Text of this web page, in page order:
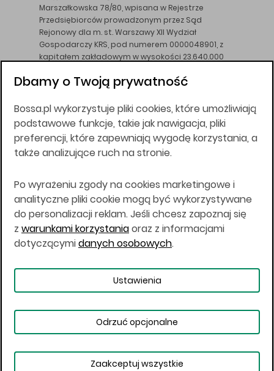
Marszałkowska 78/80, wpisana w Rejestrze
Przedsiębiorców prowadzonym przez Sąd
Rejonowy dla m. st. Warszawy XII Wydział
Gospodarczy KRS, pod numerem 0000048901, z
kapitałem zakładowym w wysokości 23.640.000
DM BOŚ działa na podstawie zezwolenia KNF z dnia
Wszelkie informacje na niniejszej stronie w tym
informacje o produktach inwestycyjnych nie są
kierowane do osób mających miejsce
zamieszkania lub pobytu w Stanach
Japonii, ani w dowolnej innej jurysdykcji, w której
taki materiał byłby sprzeczny z prawem lub w
których zgodne z prawem nabycie produktów
inwestycyjnych nie jest możliwe lub w której nie
jest możliwe złożenie oferty. Prawa obowiązujące
w danej jurysdykcji określają, czy jest możliwe
nabycie poszczególnych produktów
Copyright © 2026 BOŚ | BOSSA.PL
Warunki korzystania
Dane osobowe
Dbamy o Twoją prywatność
Bossa.pl wykorzystuje pliki cookies, które umożliwiają
podstawowe funkcje, takie jak nawigacja, pliki
preferencji, które zapewniają wygodę korzystania, a
także analizujące ruch na stronie.
Po wyrażeniu zgody na cookies marketingowe i
analityczne pliki cookie mogą być wykorzystywane
do personalizacji reklam. Jeśli chcesz zapoznaj się
z warunkami korzystaniaoraz z informacjami
dotyczącymidanych osobowych.
Ustawienia
Odrzuć opcjonalne
Zaakceptuj wszystkie